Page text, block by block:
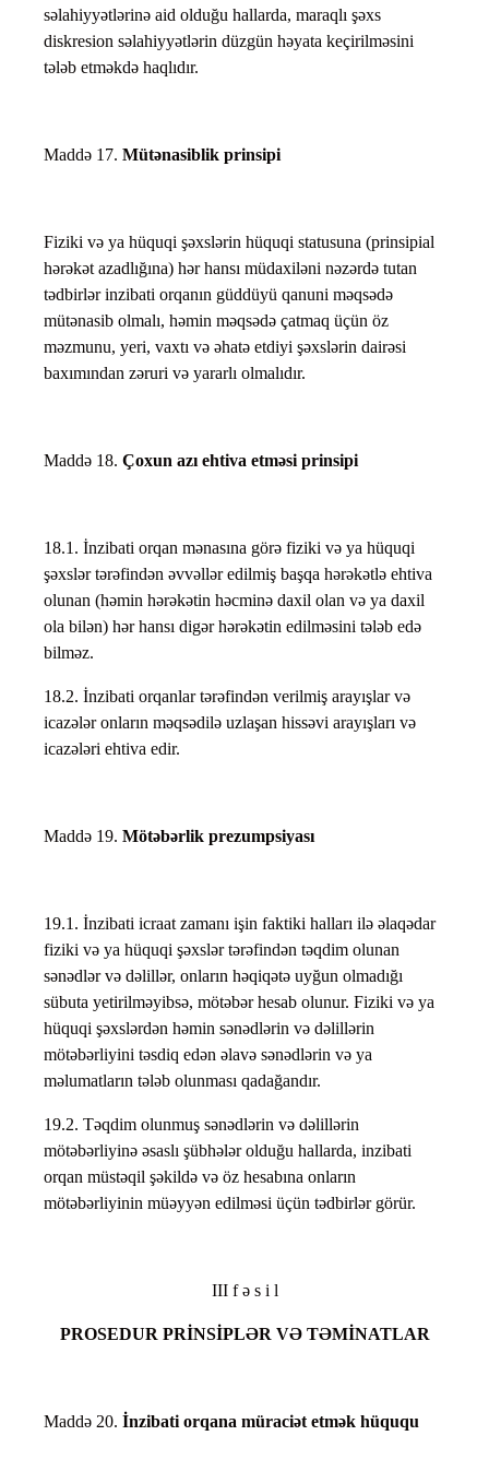
səlahiyyətlərinə aid olduğu hallarda, maraqlı şəxs
diskresion səlahiyyətlərin düzgün həyata keçirilməsini
tələb etməkdə haqlıdır.
Maddə 17. Mütənasiblik prinsipi
Fiziki və ya hüquqi şəxslərin hüquqi statusuna (prinsipial
hərəkət azadlığına) hər hansı müdaxiləni nəzərdə tutan
tədbirlər inzibati orqanın güddüyü qanuni məqsədə
mütənasib olmalı, həmin məqsədə çatmaq üçün öz
məzmunu, yeri, vaxtı və əhatə etdiyi şəxslərin dairəsi
baxımından zəruri və yararlı olmalıdır.
Maddə 18. Çoxun azı ehtiva etməsi prinsipi
18.1. İnzibati orqan mənasına görə fiziki və ya hüquqi
şəxslər tərəfindən əvvəllər edilmiş başqa hərəkətlə ehtiva
olunan (həmin hərəkətin həcminə daxil olan və ya daxil
ola bilən) hər hansı digər hərəkətin edilməsini tələb edə
bilməz.
18.2. İnzibati orqanlar tərəfindən verilmiş arayışlar və
icazələr onların məqsədilə uzlaşan hissəvi arayışları və
icazələri ehtiva edir.
Maddə 19. Mötəbərlik prezumpsiyası
19.1. İnzibati icraat zamanı işin faktiki halları ilə əlaqədar
fiziki və ya hüquqi şəxslər tərəfindən təqdim olunan
sənədlər və dəlillər, onların həqiqətə uyğun olmadığı
sübuta yetirilməyibsə, mötəbər hesab olunur. Fiziki və ya
hüquqi şəxslərdən həmin sənədlərin və dəlillərin
mötəbərliyini təsdiq edən əlavə sənədlərin və ya
məlumatların tələb olunması qadağandır.
19.2. Təqdim olunmuş sənədlərin və dəlillərin
mötəbərliyinə əsaslı şübhələr olduğu hallarda, inzibati
orqan müstəqil şəkildə və öz hesabına onların
mötəbərliyinin müəyyən edilməsi üçün tədbirlər görür.
III f ə s i l
PROSEDUR PRİNSİPLƏR VƏ TƏMİNATLAR
Maddə 20. İnzibati orqana müraciət etmək hüququ